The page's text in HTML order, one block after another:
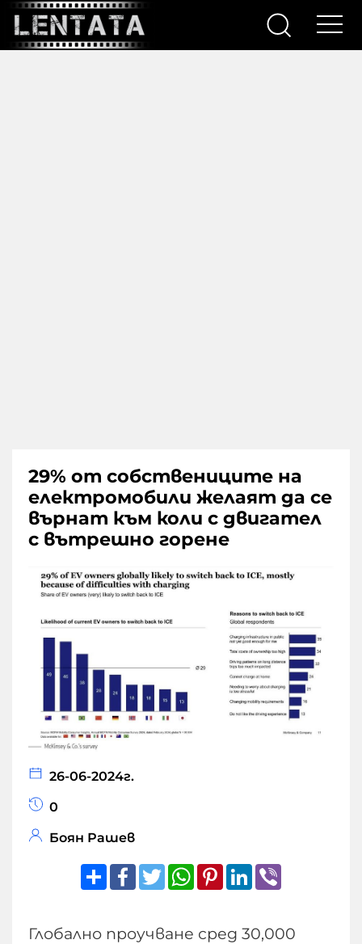
29% от собствениците на
електромобили желаят да се
върнат към коли с двигател
с вътрешно горене
26-06-2024г.
0
Боян Рашев
ShareFacebook
TwitterWhatsApp
Pinterest
LinkedIn
Глобално проучване сред 30,000